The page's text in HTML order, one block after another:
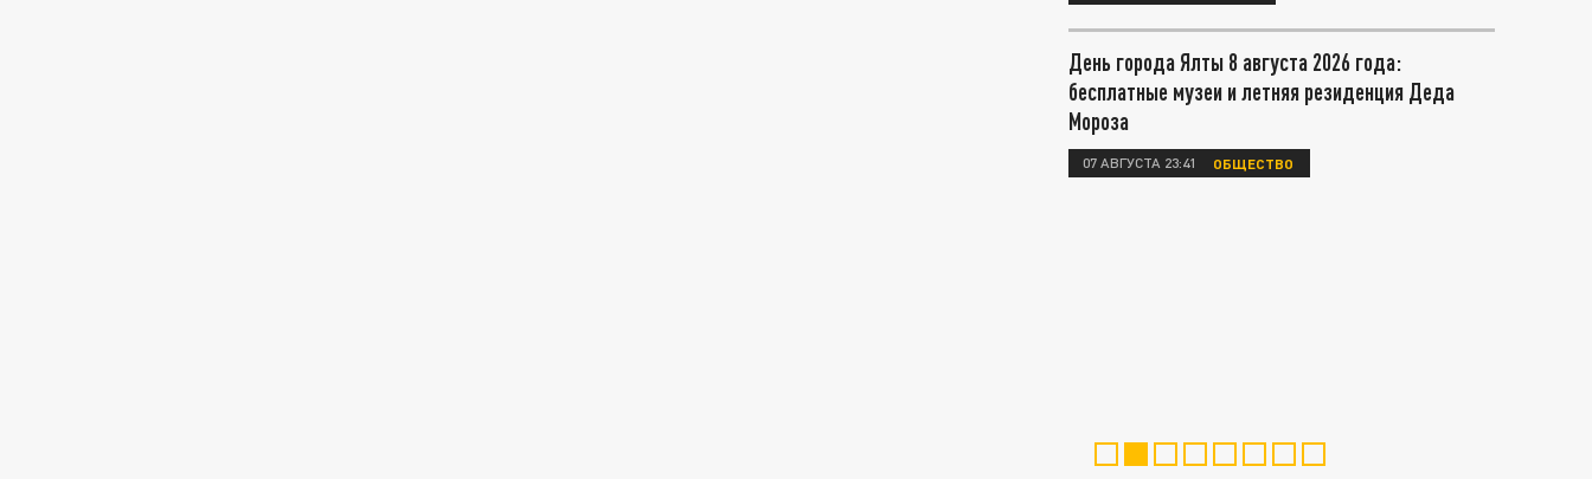
День города Ялты 8 августа 2026 года:
бесплатные музеи и летняя резиденция Деда
Мороза
07 АВГУСТА 23:41 ОБЩЕСТВО